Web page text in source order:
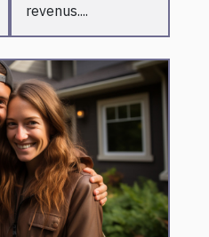
revenus....